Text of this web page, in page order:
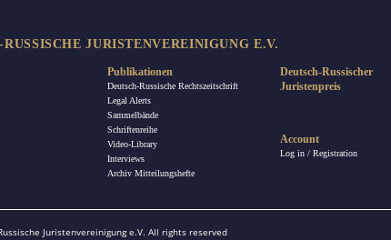
RUSSISCHE JURISTENVEREINIGUNG E.V.
Publikationen
Deutsch-Russische Rechtszeitschrift
Legal Alerts
Sammelbände
Schriftenreihe
Video-Library
Interviews
Archiv Mitteilungshefte
Deutsch-Russischer
Juristenpreis
Account
Log in / Registration
Juristenvereinigung e.V. All rights reserved